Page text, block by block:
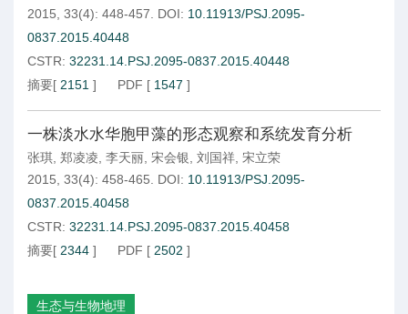
2015, 33(4): 448-457.
DOI: 10.11913/PSJ.2095-
0837.2015.40448
CSTR: 32231.14.PSJ.2095-0837.2015.40448
摘要[ 2151 ] PDF [ 1547 ]
一株淡水水华胞甲藻的形态观察和系统发育分析
张琪 郑凌凌 李天丽 宋会银 刘国祥 宋立荣
2015, 33(4): 458-465.
DOI: 10.11913/PSJ.2095-
0837.2015.40458
CSTR: 32231.14.PSJ.2095-0837.2015.40458
摘要[ 2344 ] PDF [ 2502 ]
生态与生物地理